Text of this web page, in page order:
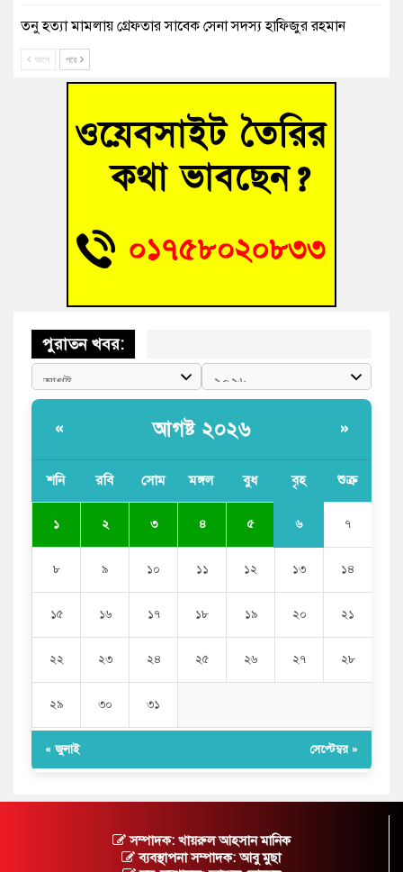
তনু হত্যা মামলায় গ্রেফতার সাবেক সেনা সদস্য হাফিজুর রহমান
আহত শিক্ষার্থীদের দেখতে গিয়ে মেডিকেলের ক্যান্টিনে অবরুদ্ধ জবি
হোমনায় বিধবা নারীর জমি দখল ও জীবননাশের হুমকির অভিযোগ
বুড়িচংয়ে অতিথি পাখির আবাসস্থল সংরক্ষণে প্রশাসনের উদ্যোগ; ৯
বুড়িচংয়ে জুলাই গণঅভ্যুত্থান দিবস উদযাপন উপলক্ষে প্রস্তুতিমূলক
আগে পরে
পুরাতন খবর:
« আগষ্ট ২০২৬ »
শনি রবি সোম মঙ্গল বুধ বৃহ শুক্র
১ ২ ৩ ৪ ৫ ৬ ৭
৮ ৯ ১০ ১১ ১২ ১৩ ১৪
১৫ ১৬ ১৭ ১৮ ১৯ ২০ ২১
২২ ২৩ ২৪ ২৫ ২৬ ২৭ ২৮
২৯ ৩০ ৩১
« জুলাই সেপ্টেম্বর »
সম্পাদক: খায়রুল আহসান মানিক
ব্যবস্থাপনা সম্পাদক: আবু মুছা